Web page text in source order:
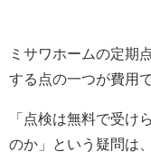
ミサワホームの定期
する点の一つが費用
「点検は無料で受け
のか」という疑問は